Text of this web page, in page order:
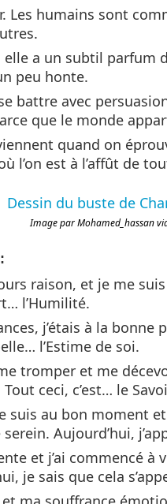
Les humains sont
a un subtil parfum
peu honte.
battre avec
que le monde
quand on
l’on est à l’affût de
Image par Mohamed_hassan
raison, et je me
l’Humilité.
j’étais à la
l’Estime de soi.
tromper et me
ceci, c’est… le
suis au bon moment
Aujourd’hui,
et j’ai commencé
je sais que cela